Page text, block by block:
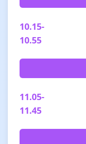
10.15-
10.55
11.05-
11.45